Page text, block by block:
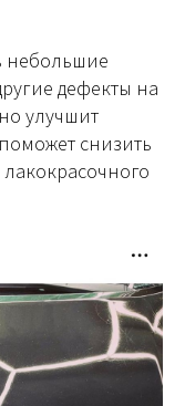
небольшие
дефекты на
улучшит
снизить